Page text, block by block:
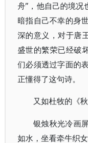
舟”，他自己的境况
暗指自己不幸的身
深的意义，对于唐
盛世的繁荣已经破
们必须透过字面的
正懂得了这句诗。
又如杜牧的《秋
银烛秋光冷画
如水，坐看牵牛织女